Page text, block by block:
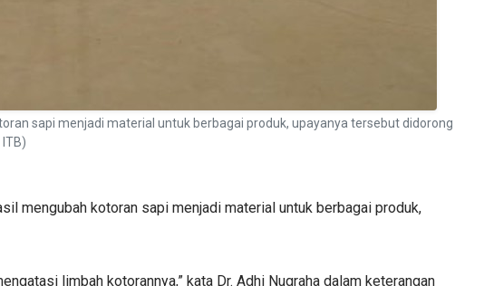
sapi menjadi material untuk berbagai produk, upayanya tersebut didorong
mengubah kotoran sapi menjadi material untuk berbagai produk,
limbah kotorannya,” kata Dr. Adhi Nugraha dalam keterangan